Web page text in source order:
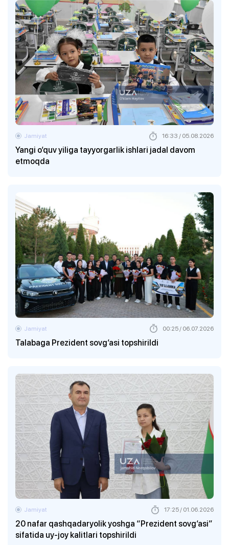
Yangi o‘quv yiliga tayyorgarlik ishlari jadal davom
etmoqda
Jamiyat 16:33 / 05.08.2026
Talabaga Prezident sovg‘asi topshirildi
Jamiyat 00:25 / 06.07.2026
20 nafar qashqadaryolik yoshga “Prezident sovg‘asi”
sifatida uy-joy kalitlari topshirildi
Jamiyat 17:25 / 01.06.2026